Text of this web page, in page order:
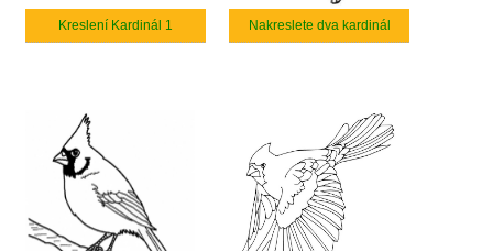
Kreslení Kardinál 1 Nakreslete dva kardinál